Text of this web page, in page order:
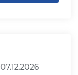
07.12.2026